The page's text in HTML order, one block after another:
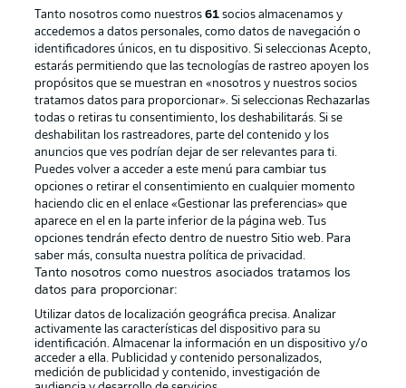
Publicidad Aviso legal
Gestionar las preferencias Declaracion de privacidad
Canales Trabajos
Jugadores Condiciones de uso
Sello Editorial Contacto
Tanto nosotros como nuestros61 socios almacenamos y
accedemos a datos personales, como datos de navegación o
identificadores únicos, en tu dispositivo. Si seleccionas Acepto,
estarás permitiendo que las tecnologías de rastreo apoyen los
propósitos que se muestran en «nosotros y nuestros socios
tratamos datos para proporcionar». Si seleccionas Rechazarlas
todas o retiras tu consentimiento, los deshabilitarás. Si se
deshabilitan los rastreadores, parte del contenido y los
anuncios que ves podrían dejar de ser relevantes para ti.
Puedes volver a acceder a este menú para cambiar tus
opciones o retirar el consentimiento en cualquier momento
haciendo clic en el enlace «Gestionar las preferencias» que
aparece en el en la parte inferior de la página web. Tus
opciones tendrán efecto dentro de nuestro Sitio web. Para
saber más, consulta nuestra política de privacidad.
Tanto nosotros como nuestros asociados tratamos los
datos para proporcionar:
Utilizar datos de localización geográfica precisa. Analizar
activamente las características del dispositivo para su
identificación. Almacenar la información en un dispositivo y/o
acceder a ella. Publicidad y contenido personalizados,
medición de publicidad y contenido, investigación de